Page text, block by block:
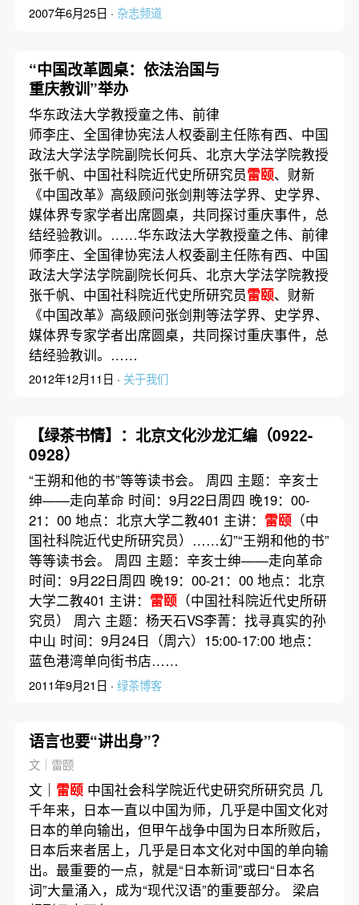
2007年6月25日 · 杂志频道
“中国改革圆桌：依法治国与
重庆教训”举办
华东政法大学教授童之伟、前律
师李庄、全国律协宪法人权委副主任陈有西、中国
政法大学法学院副院长何兵、北京大学法学院教授
张千帆、中国社科院近代史所研究员雷颐、财新
《中国改革》高级顾问张剑荆等法学界、史学界、
媒体界专家学者出席圆桌，共同探讨重庆事件，总
结经验教训。……华东政法大学教授童之伟、前律
师李庄、全国律协宪法人权委副主任陈有西、中国
政法大学法学院副院长何兵、北京大学法学院教授
张千帆、中国社科院近代史所研究员雷颐、财新
《中国改革》高级顾问张剑荆等法学界、史学界、
媒体界专家学者出席圆桌，共同探讨重庆事件，总
结经验教训。……
2012年12月11日 · 关于我们
【绿茶书情】：北京文化沙龙汇编（0922-
0928）
“王朔和他的书”等等读书会。 周四 主题：辛亥士
绅——走向革命 时间：9月22日周四 晚19：00-
21：00 地点：北京大学二教401 主讲： 雷颐（中
国社科院近代史所研究员）……幻”“王朔和他的书”
等等读书会。 周四 主题：辛亥士绅——走向革命
时间：9月22日周四 晚19：00-21：00 地点：北京
大学二教401 主讲： 雷颐（中国社科院近代史所研
究员） 周六 主题：杨天石VS李菁：找寻真实的孙
中山 时间：9月24日（周六）15:00-17:00 地点：
蓝色港湾单向街书店……
2011年9月21日 · 绿茶博客
语言也要“讲出身”？
文｜雷颐
文｜ 雷颐中国社会科学院近代史研究所研究员 几
千年来，日本一直以中国为师，几乎是中国文化对
日本的单向输出，但甲午战争中国为日本所败后，
日本后来者居上，几乎是日本文化对中国的单向输
出。最重要的一点，就是“日本新词”或曰“日本名
词”大量涌入，成为“现代汉语”的重要部分。 梁启